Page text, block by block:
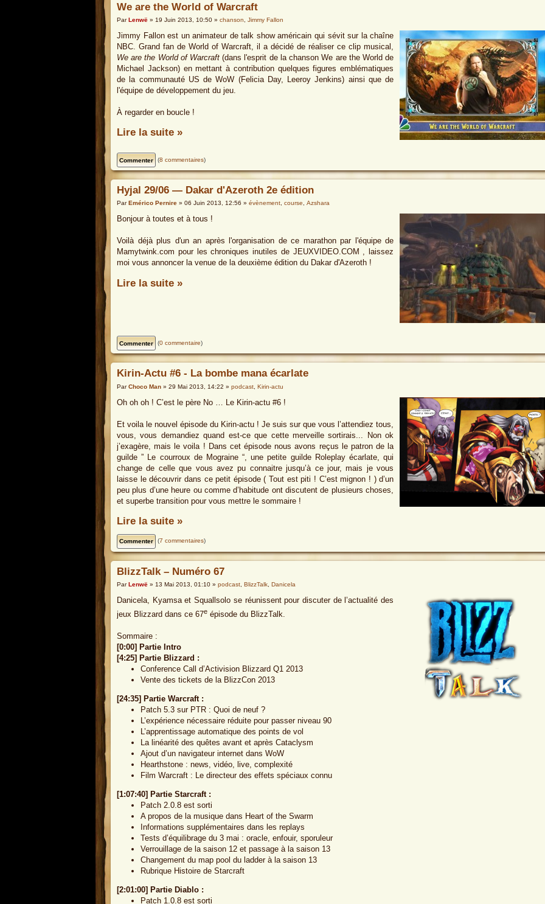
We are the World of Warcraft
ParLenwë » 19 Juin 2013, 10:50 » chanson Jimmy Fallon
Jimmy Fallon est un animateur de talk show américain qui sévit sur la chaîne
NBC. Grand fan de World of Warcraft, il a décidé de réaliser ce clip musical,
We are the World of Warcraft (dans l'esprit de la chanson We are the World de
Michael Jackson) en mettant à contribution quelques figures emblématiques
de la communauté US de WoW (Felicia Day, Leeroy Jenkins) ainsi que de
l'équipe de développement du jeu.
À regarder en boucle !
Lire la suite »
(8 commentaires)
Hyjal 29/06 — Dakar d'Azeroth 2e édition
ParEmérico Pernire » 06 Juin 2013, 12:56 » évènement course Azshara
Bonjour à toutes et à tous !
Voilà déjà plus d'un an après l'organisation de ce marathon par l'équipe de
Mamytwink.com pour les chroniques inutiles de JEUXVIDEO.COM , laissez
moi vous annoncer la venue de la deuxième édition du Dakar d'Azeroth !
Lire la suite »
(0 commentaire)
Kirin-Actu #6 - La bombe mana écarlate
ParChoco Man » 29 Mai 2013, 14:22 » podcast Kirin-actu
Oh oh oh ! C’est le père No … Le Kirin-actu #6 !
Et voila le nouvel épisode du Kirin-actu ! Je suis sur que vous l’attendiez tous,
vous, vous demandiez quand est-ce que cette merveille sortirais... Non ok
j’exagère, mais le voila ! Dans cet épisode nous avons reçus le patron de la
guilde ” Le courroux de Mograine “, une petite guilde Roleplay écarlate, qui
change de celle que vous avez pu connaitre jusqu’à ce jour, mais je vous
laisse le découvrir dans ce petit épisode ( Tout est piti ! C’est mignon ! ) d’un
peu plus d’une heure ou comme d’habitude ont discutent de plusieurs choses,
et superbe transition pour vous mettre le sommaire !
Lire la suite »
(7 commentaires)
BlizzTalk – Numéro 67
ParLenwë » 13 Mai 2013, 01:10 » podcast BlizzTalk Danicela
Danicela, Kyamsa et Squallsolo se réunissent pour discuter de l’actualité des
jeux Blizzard dans ce 67e épisode du BlizzTalk.
Sommaire :
[0:00] Partie Intro
[4:25] Partie Blizzard :
Conference Call d’Activision Blizzard Q1 2013
Vente des tickets de la BlizzCon 2013
[24:35] Partie Warcraft :
Patch 5.3 sur PTR : Quoi de neuf ?
L’expérience nécessaire réduite pour passer niveau 90
L’apprentissage automatique des points de vol
La linéarité des quêtes avant et après Cataclysm
Ajout d’un navigateur internet dans WoW
Hearthstone : news, vidéo, live, complexité
Film Warcraft : Le directeur des effets spéciaux connu
[1:07:40] Partie Starcraft :
Patch 2.0.8 est sorti
A propos de la musique dans Heart of the Swarm
Informations supplémentaires dans les replays
Tests d’équilibrage du 3 mai : oracle, enfouir, sporuleur
Verrouillage de la saison 12 et passage à la saison 13
Changement du map pool du ladder à la saison 13
Rubrique Histoire de Starcraft
[2:01:00] Partie Diablo :
Patch 1.0.8 est sorti